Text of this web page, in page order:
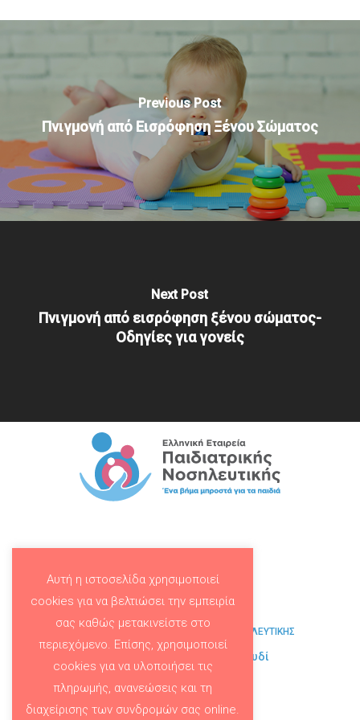
Previous Post
Πνιγμονή από Εισρόφηση Ξένου Σώματος
Next Post
Πνιγμονή από εισρόφηση ξένου σώματος-
Οδηγίες για γονείς
ΕΛΛΗΝΙΚΗ ΕΤΑΙΡΕΙΑ ΠΑΙΔΙΑΤΡΙΚΗΣ ΝΟΣΗΛΕΥΤΙΚΗΣ
Παπαδιαμαντοπούλου 123, Γουδί
+30 6994837252
info@pediatricnursing.gr
Αυτή η ιστοσελίδα χρησιμοποιεί
cookies για να βελτιώσει την εμπειρία
σας καθώς μετακινείστε στο
περιεχόμενο. Επίσης, χρησιμοποιεί
cookies για να υλοποιήσει τις
πληρωμής, ανανεώσεις και τη
διαχείρισης των συνδρομών σας online.